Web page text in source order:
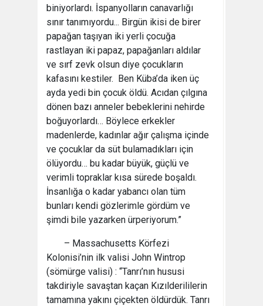
biniyorlardı. İspanyolların canavarlığı
sınır tanımıyordu... Birgün ikisi de birer
papağan taşıyan iki yerli çocuğa
rastlayan iki papaz, papağanları aldılar
ve sırf zevk olsun diye çocukların
kafasını kestiler. Ben Küba’da iken üç
ayda yedi bin çocuk öldü. Acıdan çılgına
dönen bazı anneler bebeklerini nehirde
boğuyorlardı… Böylece erkekler
madenlerde, kadınlar ağır çalışma içinde
ve çocuklar da süt bulamadıkları için
ölüyordu… bu kadar büyük, güçlü ve
verimli topraklar kısa sürede boşaldı.
İnsanlığa o kadar yabancı olan tüm
bunları kendi gözlerimle gördüm ve
şimdi bile yazarken ürperiyorum.”
– Massachusetts Körfezi
Kolonisi’nin ilk valisi John Wintrop
(sömürge valisi) : “Tanrı’nın hususi
takdiriyle savaştan kaçan Kızılderililerin
tamamına yakını çiçekten öldürdük. Tanrı